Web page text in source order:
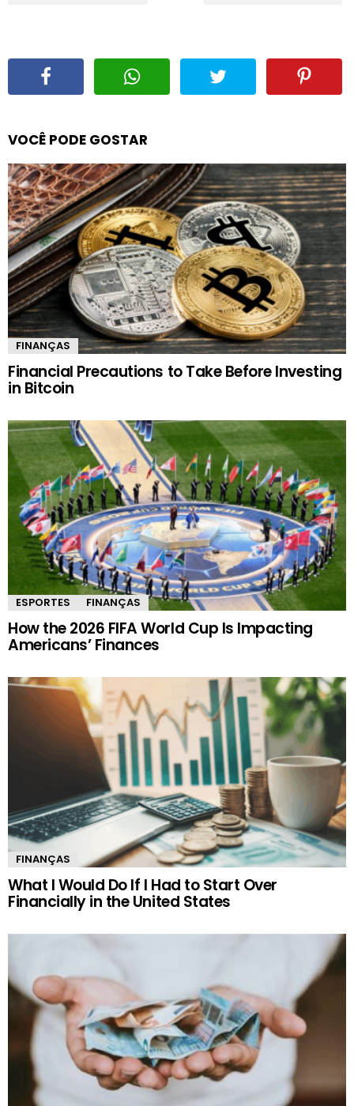
VOCÊ PODE GOSTAR
FINANÇAS
Financial Precautions to Take Before Investing
in Bitcoin
ESPORTES FINANÇAS
How the 2026 FIFA World Cup Is Impacting
Americans’ Finances
FINANÇAS
What I Would Do If I Had to Start Over
Financially in the United States